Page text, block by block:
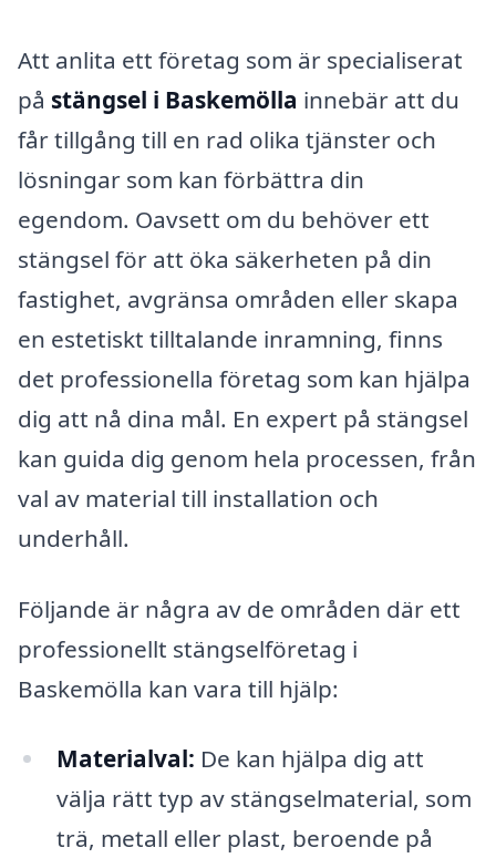
Att anlita ett företag som är specialiserat
på stängsel i Baskemölla innebär att du
får tillgång till en rad olika tjänster och
lösningar som kan förbättra din
egendom. Oavsett om du behöver ett
stängsel för att öka säkerheten på din
fastighet, avgränsa områden eller skapa
en estetiskt tilltalande inramning, finns
det professionella företag som kan hjälpa
dig att nå dina mål. En expert på stängsel
kan guida dig genom hela processen, från
val av material till installation och
underhåll.
Följande är några av de områden där ett
professionellt stängselföretag i
Baskemölla kan vara till hjälp:
Materialval: De kan hjälpa dig att
välja rätt typ av stängselmaterial, som
trä, metall eller plast, beroende på